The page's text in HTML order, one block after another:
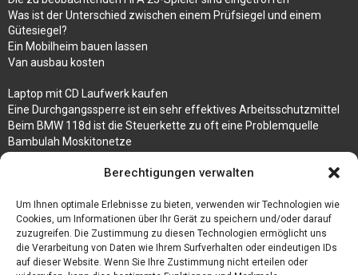
Berechtigungen verwalten
Um Ihnen optimale Erlebnisse zu bieten, verwenden wir Technologien wie
Cookies, um Informationen über Ihr Gerät zu speichern und/oder darauf
zuzugreifen. Die Zustimmung zu diesen Technologien ermöglicht uns
die Verarbeitung von Daten wie Ihrem Surfverhalten oder eindeutigen IDs
auf dieser Website. Wenn Sie Ihre Zustimmung nicht erteilen oder
Was ist der Unterschied zwischen einem Prüfsiegel und einem
Gütesiegel?
Ein Mobilheim bauen lassen
Van ausbau kosten
Laptop mit CD Laufwerk kaufen
Eine Durchgangssperre ist ein sehr effektives Arbeitsschutzmittel
Beim BMW 118d ist die Steuerkette zu oft eine Problemquelle
Bambulah Moskitonetze
Test Toilettensitz – Helfen Sie Ihren Senioren
Personalhandbuch
10 Tipps um einen guten Eindruck zu machen
Sahnemaschine